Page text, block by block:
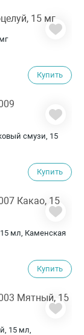
Купить
смузи, 15
Купить
мл, Каменская
Купить
15 мл,